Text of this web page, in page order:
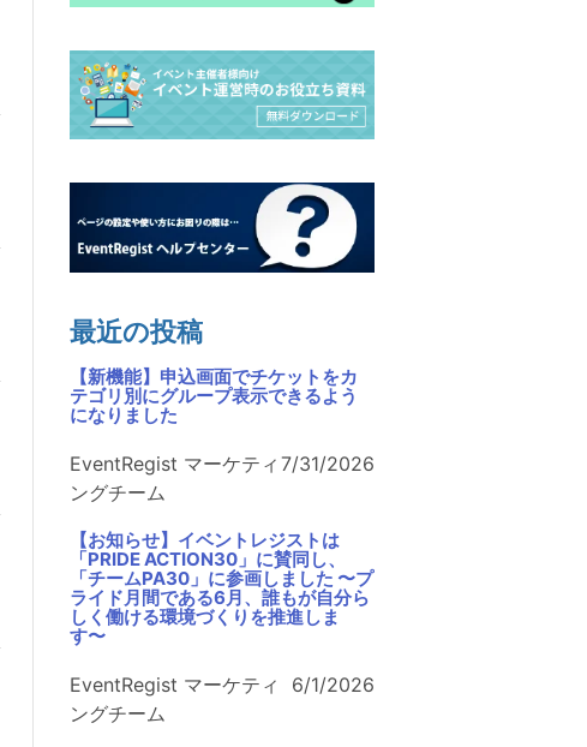
最近の投稿
【新機能】申込画面でチケットをカ
テゴリ別にグループ表示できるよう
になりました
EventRegist マーケティ
ングチーム
7/31/2026
【お知らせ】イベントレジストは
「PRIDE ACTION30」に賛同し、
「チームPA30」に参画しました 〜プ
ライド月間である6月、誰もが自分ら
しく働ける環境づくりを推進しま
す〜
EventRegist マーケティ
ングチーム
6/1/2026